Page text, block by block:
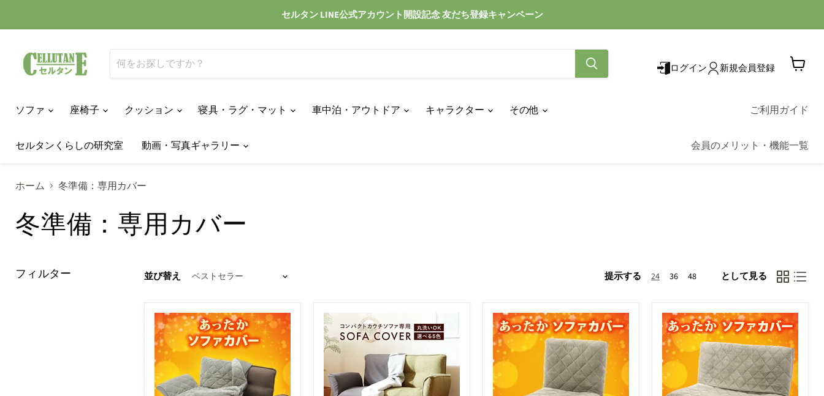
セルタン LINE公式アカウント開設記念 友だち登録キャンペーン
ログイン 新規会員登録
を
ソファ 座椅子 クッション 寝具・ラグ・マット 車中泊・アウトドア キャラクター その他
セルタンくらしの研究室 動画・写真ギャラリー
ご利用ガイド
会員のメリット・機能一覧
ホーム 冬準備：専用カバー
冬準備：専用カバー
フィルター 並び替え 提示する 24 36 48 として見る